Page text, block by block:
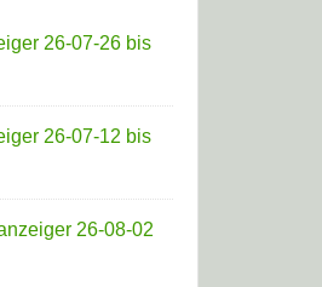
26-07-26 bis
26-07-12 bis
26-08-02